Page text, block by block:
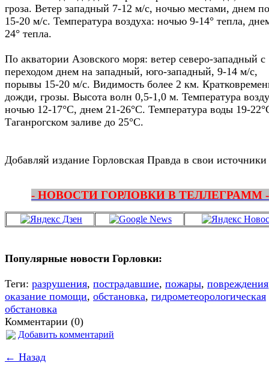
гроза. Ветер западный 7-12 м/с, ночью местами, днем
15-20 м/с. Температура воздуха: ночью 9-14° тепла,
24° тепла.
По акватории Азовского моря: ветер северо-западный с
переходом днем на западный, юго-западный, 9-14 м/с,
порывы 15-20 м/с. Видимость более 2 км.
дожди, грозы. Высота волн 0,5-1,0 м. Температура
ночью 12-17°С, днем 21-26°С. Температура воды 19-
Таганрогском заливе до 25°С.
Добавляй издание Горловская Правда в свои источники
- НОВОСТИ ГОРЛОВКИ В ТЕЛЛЕГРАММ -
Популярные новости Горловки:
Теги: разрушения, пострадавшие, пожары, повреждения
оказание помощи, обстановка, гидрометеорологическая
обстановка
Комментарии (0)
Добавить комментарий
← Назад